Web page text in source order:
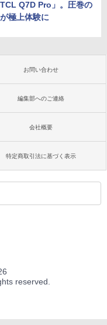
Q7D Pro」。圧巻の
極上体験に
お問い合わせ
編集部へのご連絡
会社概要
特定商取引法に基づく表示
reserved.